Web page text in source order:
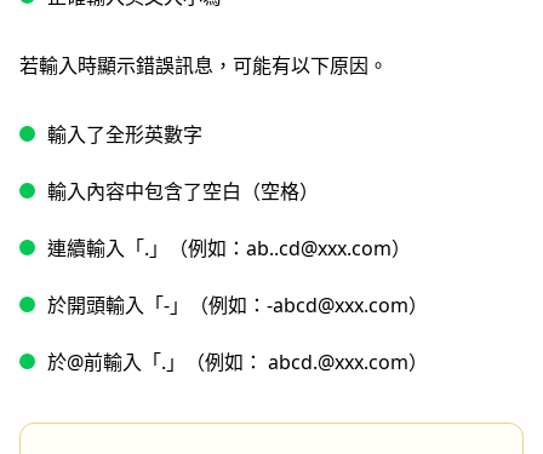
若輸入時顯示錯誤訊息，可能有以下原因。
輸入了全形英數字
輸入內容中包含了空白（空格）
連續輸入「.」（例如：ab..cd@xxx.com）
於開頭輸入「-」（例如：-abcd@xxx.com）
於@前輸入「.」（例如： abcd.@xxx.com）